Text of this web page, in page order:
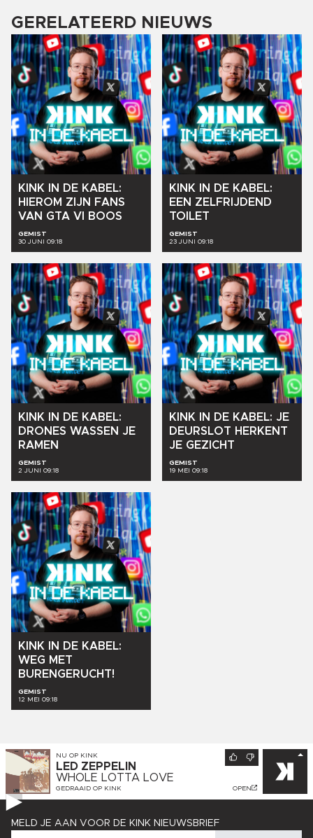
GERELATEERD NIEUWS
KINK IN DE KABEL:
HIEROM ZIJN
FANS
VAN GTA VI BOOS
GEMIST
30 JUNI 09:18
KINK IN DE KABEL:
EEN ZELFRIJDEND
TOILET
GEMIST
23 JUNI 09:18
KINK IN DE KABEL:
DRONES WASSEN JE
RAMEN
GEMIST
2 JUNI 09:18
KINK IN DE KABEL: JE
DEURSLOT HERKENT
JE GEZICHT
GEMIST
19 MEI 09:18
KINK IN DE KABEL:
WEG MET
BURENGERUCHT!
GEMIST
12 MEI 09:18
NU OP KINK
LED ZEPPELIN
WHOLE LOTTA LOVE
GEDRAAID OP KINK OPEN
MELD JE AAN VOOR DE KINK NIEUWSBRIEF